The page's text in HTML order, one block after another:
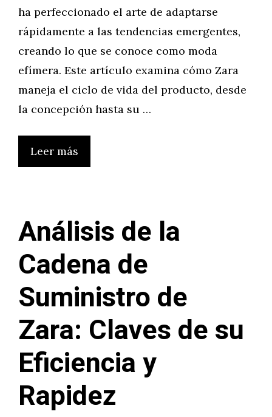
ha perfeccionado el arte de adaptarse
rápidamente a las tendencias emergentes,
creando lo que se conoce como moda
efímera. Este artículo examina cómo Zara
maneja el ciclo de vida del producto, desde
la concepción hasta su …
Leer más
Análisis de la
Cadena de
Suministro de
Zara: Claves de su
Eficiencia y
Rapidez